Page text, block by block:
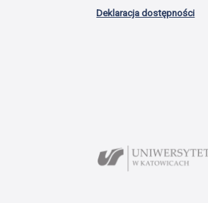
Deklaracja dostępności